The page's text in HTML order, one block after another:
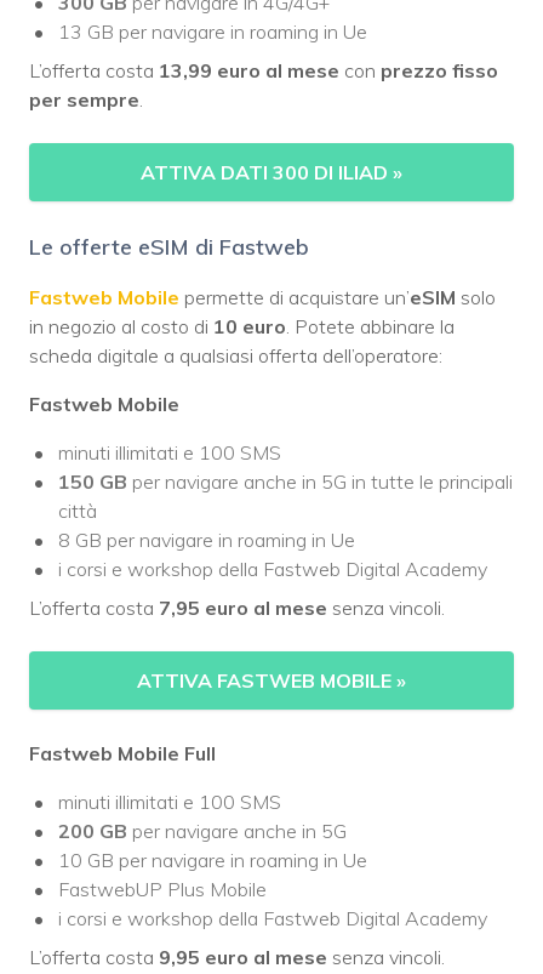
13 GB per navigare in roaming in Ue
L’offerta costa 13,99 euro al mese con prezzo fisso
per sempre
ATTIVA DATI 300 DI ILIAD »
Le offerte eSIM di Fastweb
Fastweb Mobile permette di acquistare un’eSIM solo
in negozio al costo di 10 euro . Potete abbinare la
scheda digitale a qualsiasi offerta dell’operatore:
Fastweb Mobile
minuti illimitati e 100 SMS
150 GB per navigare anche in 5G in tutte le principali
città
8 GB per navigare in roaming in Ue
i corsi e workshop della Fastweb Digital Academy
L’offerta costa 7,95 euro al mese senza vincoli.
ATTIVA FASTWEB MOBILE »
Fastweb Mobile Full
minuti illimitati e 100 SMS
200 GB per navigare anche in 5G
10 GB per navigare in roaming in Ue
FastwebUP Plus Mobile
i corsi e workshop della Fastweb Digital Academy
L’offerta costa 9,95 euro al mese senza vincoli.